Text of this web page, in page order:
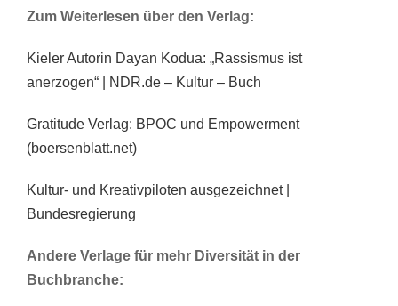
Zum Weiterlesen über den Verlag:
Kieler Autorin Dayan Kodua: „Rassismus ist
anerzogen“ | NDR.de – Kultur – Buch
Gratitude Verlag: BPOC und Empowerment
(boersenblatt.net)
Kultur- und Kreativpiloten ausgezeichnet |
Bundesregierung
Andere Verlage für mehr Diversität in der
Buchbranche: